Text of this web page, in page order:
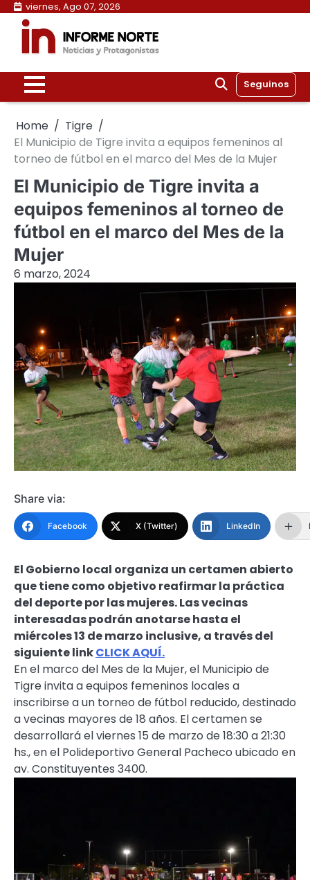
Skip
content
viernes, Ago 07, 2026
Seguinos
Home
Tigre
El Municipio de Tigre invita a equipos femeninos al
torneo de fútbol en el marco del Mes de la Mujer
El Municipio de Tigre invita a
equipos femeninos al torneo de
fútbol en el marco del Mes de la
Mujer
6 marzo, 2024
Share via:
Facebook X (Twitter) LinkedIn
El Gobierno local organiza un certamen abierto
que tiene como objetivo reafirmar la práctica
del deporte por las mujeres. Las vecinas
interesadas podrán anotarse hasta el
miércoles 13 de marzo inclusive, a través del
siguiente linkCLICK AQUÍ.
En el marco del Mes de la Mujer, el Municipio de
Tigre invita a equipos femeninos locales a
inscribirse a un torneo de fútbol reducido, destinado
a vecinas mayores de 18 años. El certamen se
desarrollará el viernes 15 de marzo de 18:30 a 21:30
hs., en el Polideportivo General Pacheco ubicado en
av. Constituyentes 3400.